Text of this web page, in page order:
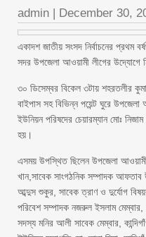
admin | December 30,
একাদশ জাতীয় সংসদ নির্বাচনের প্রথম
সদর উপজেলা আওয়ামী লীগের উদ্যোগে
৩০ ডিসেম্বর বিকেল ৩টায় শহরতলীর
বাইপাস সহ বিভিন্ন পয়েন্ট ঘুরে উপজেলা
ইউনিয়ন পরিষদের চেয়ারম্যান মোঃ
হয়।
এসময় উপস্থিত ছিলেন উপজেলা
খান,সাবেক সাংগঠনিক সম্পাদক আফতাব
আব্দুস শুকুর, সাবেক ত্রাণ ও দুর্যোগ
পরিবেশ সম্পাদক নজরুল ইসলাম মেম্বার,
সদস্য মনির আলী সাবেক মেম্বার,